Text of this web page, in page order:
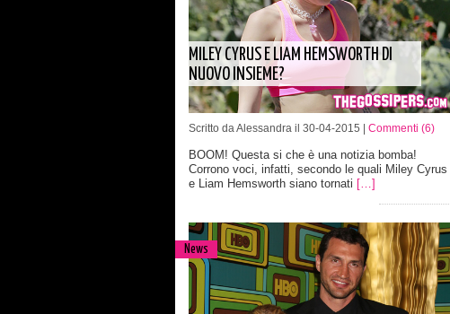
MILEY CYRUS E LIAM HEMSWORTH DI
NUOVO INSIEME?
Scritto da Alessandra il 30-04-2015 | Commenti (6)
BOOM! Questa si che è una notizia bomba!
Corrono voci, infatti, secondo le quali Miley Cyrus
e Liam Hemsworth siano tornati […]
News